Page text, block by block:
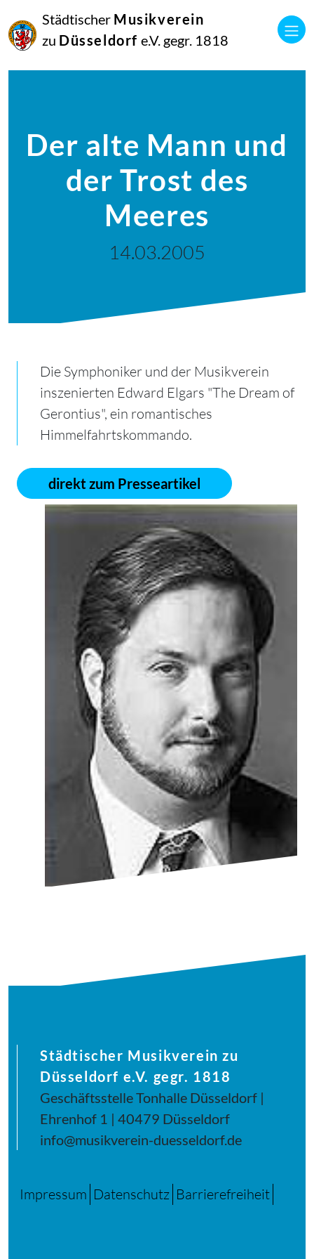
Städtischer Musikverein
zu Düsseldorf e.V. gegr. 1818
Der alte Mann und
der Trost des
Meeres
14.03.2005
Die Symphoniker und der Musikverein
inszenierten Edward Elgars "The Dream of
Gerontius", ein romantisches
Himmelfahrtskommando.
direkt zum Presseartikel
Städtischer Musikverein zu
Düsseldorf e.V. gegr. 1818
Geschäftsstelle Tonhalle Düsseldorf |
Ehrenhof 1 | 40479 Düsseldorf
info@musikverein-duesseldorf.de
Impressum Datenschutz Barrierefreiheit